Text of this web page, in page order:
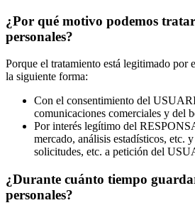
¿Por qué motivo podemos
personales?
Porque el tratamiento está legitimado por
la siguiente forma:
Con el consentimiento del
comunicaciones comerciales y del
Por interés legítimo del
mercado, análisis estadísticos, etc.
solicitudes, etc. a petición del
¿Durante cuánto tiempo
personales?